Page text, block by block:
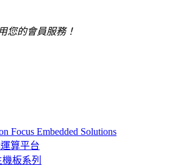
您的會員服務！
Focus Embedded Solutions
算平台
板系列